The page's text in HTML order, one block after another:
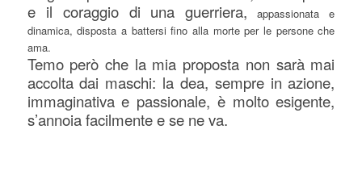
e il coraggio di una guerriera, appassionata e
dinamica, disposta a battersi fino alla morte per le persone che
ama.
Temo però che la mia proposta non sarà mai
accolta dai maschi: la dea, sempre in azione,
immaginativa e passionale, è molto esigente,
s’annoia facilmente e se ne va.